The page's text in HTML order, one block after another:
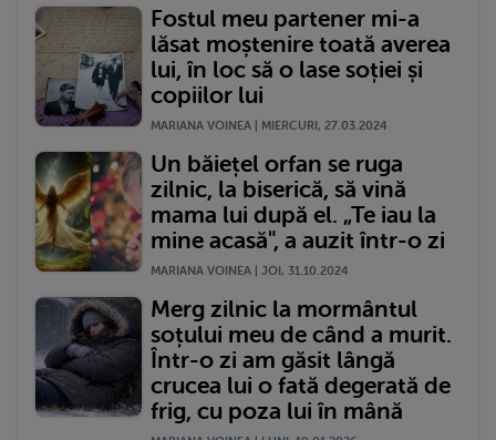
Fostul meu partener mi-a
lăsat moștenire toată averea
lui, în loc să o lase soției și
copiilor lui
MARIANA VOINEA | MIERCURI, 27.03.2024
Un băiețel orfan se ruga
zilnic, la biserică, să vină
mama lui după el. „Te iau la
mine acasă", a auzit într-o zi
MARIANA VOINEA | JOI, 31.10.2024
Merg zilnic la mormântul
soțului meu de când a murit.
Într-o zi am găsit lângă
crucea lui o fată degerată de
frig, cu poza lui în mână